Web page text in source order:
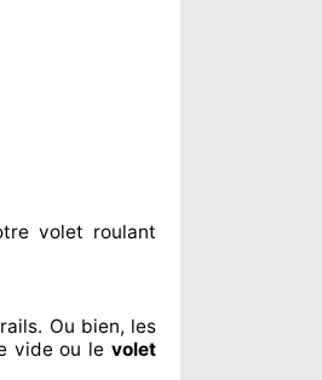
volet roulant
Ou bien, les
vide ou levolet